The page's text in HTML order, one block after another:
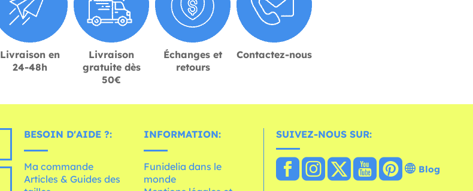
Livraison en
24-48h
Livraison
gratuite dès
50€
Échanges et
retours
Contactez-nous
BESOIN D'AIDE ?:
Ma commande
Articles & Guides des
INFORMATION:
Funidelia dans le
monde
SUIVEZ-NOUS SUR:
Blog